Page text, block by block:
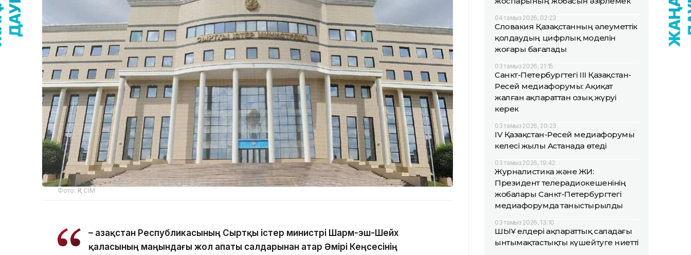
Фото: ҚР СІМ
– Қазақстан Республикасының Сыртқы істер министрі Шарм-эш-Шейх
қаласының маңындағы жол апаты салдарынан Қатар Әмірі Кеңсесінің
04 тамыз 2026, 02:23
Словакия Қазақстанның әлеуметтік
қолдаудың цифрлық моделін
жоғары бағалады
03 тамыз 2026, 21:15
Санкт-Петербургтегі III Қазақстан-
Ресей медиафорумы: Ақиқат
жалған ақпараттан озық жүруі
керек
03 тамыз 2026, 20:23
IV Қазақстан-Ресей медиафорумы
келесі жылы Астанада өтеді
03 тамыз 2026, 19:42
Журналистика және ЖИ:
Президент телерадиокешенінің
жобалары Санкт-Петербургтегі
медиафорумда таныстырылды
03 тамыз 2026, 13:10
ШЫҰ елдері ақпараттық саладағы
ынтымақтастықты күшейтуге ниетті